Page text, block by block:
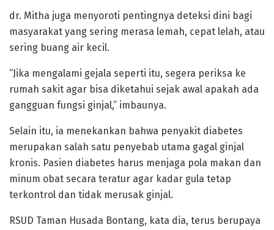
dr. Mitha juga menyoroti pentingnya deteksi dini bagi
masyarakat yang sering merasa lemah, cepat lelah, atau
sering buang air kecil.
“Jika mengalami gejala seperti itu, segera periksa ke
rumah sakit agar bisa diketahui sejak awal apakah ada
gangguan fungsi ginjal,” imbaunya.
Selain itu, ia menekankan bahwa penyakit diabetes
merupakan salah satu penyebab utama gagal ginjal
kronis. Pasien diabetes harus menjaga pola makan dan
minum obat secara teratur agar kadar gula tetap
terkontrol dan tidak merusak ginjal.
RSUD Taman Husada Bontang, kata dia, terus berupaya